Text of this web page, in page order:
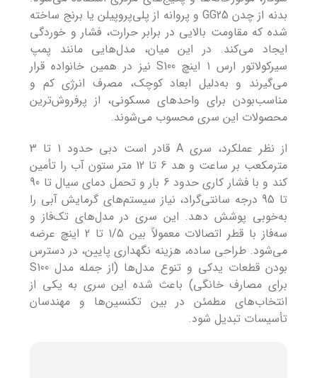
بدنه از چدن GG25 و پروانه از پلی‌پروپیلن یا برنج ساخته
شده که مقاومت بالایی در برابر حرارت، فشار و خوردگی
ایجاد می‌کند. در این میان، مدل‌هایی مانند پمپ
سیرکولاتور ارس ۱ اینچ S100 نیز در همین خانواده قرار
می‌گیرند و به‌دلیل ابعاد کوچک، مصرف انرژی کم و
مناسب‌بودن برای واحدهای مسکونی، از پرفروش‌ترین
محصولات این سری محسوب می‌شوند.
از نظر عملکرد، سری A قادر است دبی حدود 1 تا 3
مترمکعب بر ساعت و هد 6 تا 12 متر ستون آب را تأمین
کند و با فشار کاری حدود 6 بار و تحمل دمای سیال تا 90
تا 95 درجه سانتی‌گراد، نیاز سیستم‌های گرمایش آبی را
به‌خوبی پوشش دهد. این سری در مدل‌های تک‌فاز و
سه‌فاز با قطر اتصالات معمولاً بین 1/5 تا 2 اینچ عرضه
می‌شود. طراحی ساده، هزینه نگهداری پایین، در دسترس
بودن قطعات یدکی و تنوع مدل‌ها (از جمله مدل S100
برای مصارف خانگی) باعث شده این سری به یکی از
انتخاب‌های مطمئن در بین تکنسین‌ها و مهندسان
تأسیسات تبدیل شود.